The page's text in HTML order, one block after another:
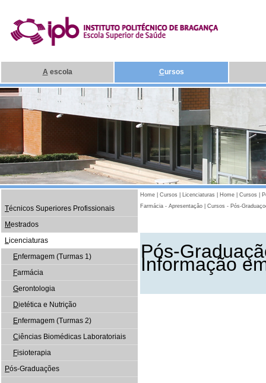
A escola Cursos
Técnicos Superiores Profissionais
Mestrados
Licenciaturas
Enfermagem (Turmas 1)
Farmácia
Gerontologia
Dietética e Nutrição
Enfermagem (Turmas 2)
Ciências Biomédicas Laboratoriais
Fisioterapia
Pós-Graduações
Home Cursos Licenciaturas Home Cursos
Farmácia - Apresentação
Cursos - Pós-
Pós-
Informação